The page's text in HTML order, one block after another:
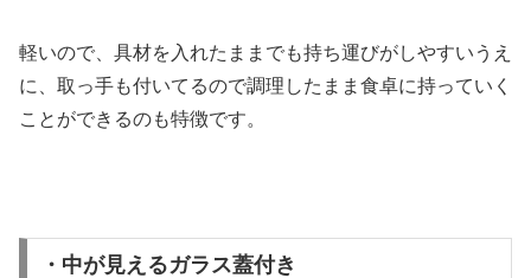
軽いので、具材を入れたままでも持ち運びがしやすいうえ
に、取っ手も付いてるので調理したまま食卓に持っていく
ことができるのも特徴です。
・中が見えるガラス蓋付き